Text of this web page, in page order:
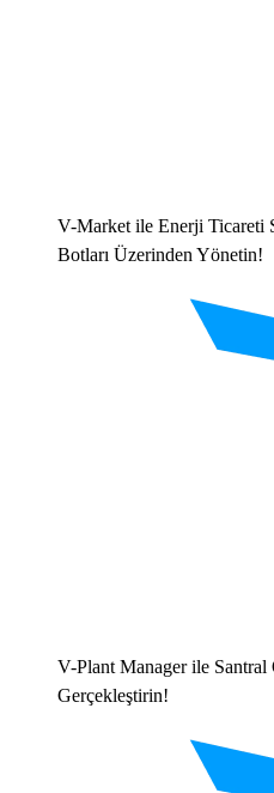
V-Market ile Enerji Ticareti
Botları Üzerinden Yönetin!
V-Plant Manager ile Santral
Gerçekleştirin!